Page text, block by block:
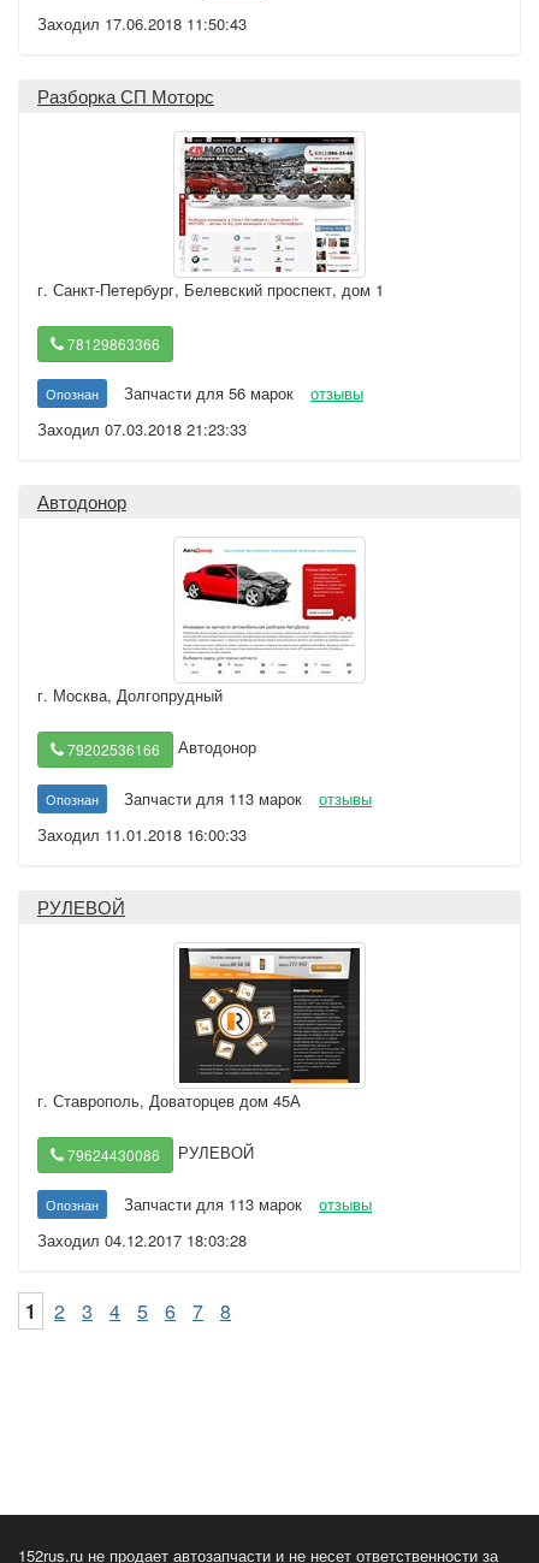
Заходил 17.06.2018 11:50:43
Разборка СП Моторс
г. Санкт-Петербург, Белевский проспект, дом 1
78129863366
Опознан Запчасти для 56 марок
отзывы
Заходил 07.03.2018 21:23:33
Автодонор
г. Москва, Долгопрудный
79202536166 Автодонор
Опознан Запчасти для 113 марок
отзывы
Заходил 11.01.2018 16:00:33
РУЛЕВОЙ
г. Ставрополь, Доваторцев дом 45А
79624430086 РУЛЕВОЙ
Опознан Запчасти для 113 марок
отзывы
Заходил 04.12.2017 18:03:28
1 2 3 4 5 6 7 8
152rus.ru не продает автозапчасти и не несет ответственности за